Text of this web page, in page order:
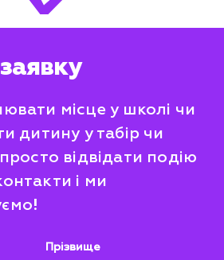
місце у школі чи
дитину у табір чи
відвідати подію
і ми